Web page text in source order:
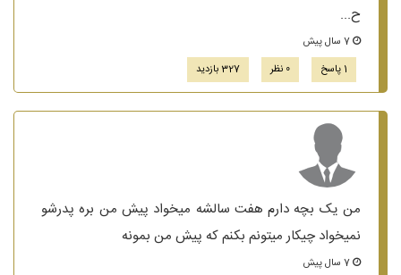
ح...
1 پاسخ
0 نظر 327 بازدید
من یک بچه دارم هفت سالشه میخواد پیش من بره پدرشو
نمیخواد چیکار میتونم بکنم که پیش من بمونه